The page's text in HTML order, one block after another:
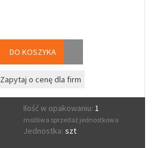
DO KOSZYKA
Zapytaj o cenę dla firm
Ilość w opakowaniu: 1
możliwa sprzedaż jednostkowa
Jednostka: szt